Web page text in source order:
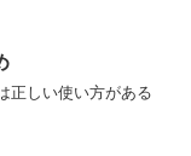
正しい使い方がある